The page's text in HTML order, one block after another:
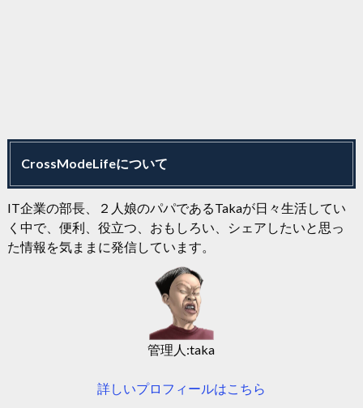
CrossModeLifeについて
IT企業の部長、２人娘のパパであるTakaが日々生活してい
く中で、便利、役立つ、おもしろい、シェアしたいと思っ
た情報を気ままに発信しています。
管理人:taka
詳しいプロフィールはこちら